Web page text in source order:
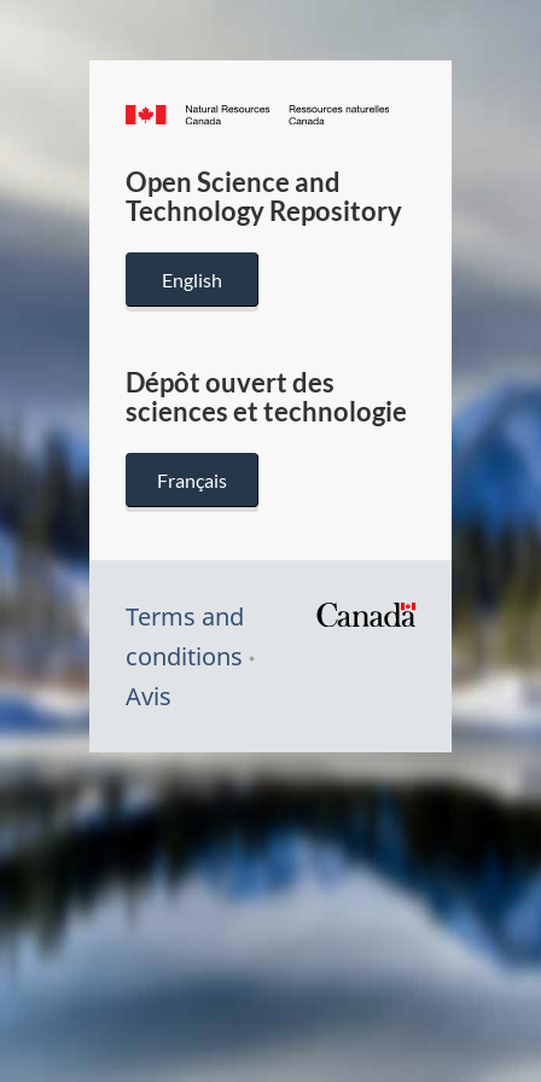
Canada.ca
/
Canada
Open Science and
Technology Repository
English
Dépôt ouvert des
sciences et technologie
Français
Terms and
conditions
Avis
Symbole
du
Canada